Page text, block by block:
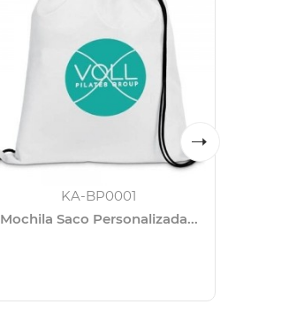
KA-BP0001
Mochila Saco Personalizada...